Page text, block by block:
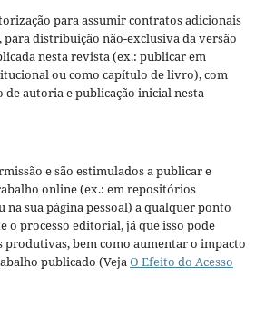
para assumir contratos adicionais
para distribuição não-exclusiva da versão
nesta revista (ex.: publicar em
ou como capítulo de livro), com
de autoria e publicação inicial nesta
e são estimulados a publicar e
online (ex.: em repositórios
na sua página pessoal) a qualquer ponto
o processo editorial, já que isso pode
produtivas, bem como aumentar o impacto
publicado (VejaO Efeito do Acesso